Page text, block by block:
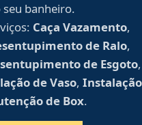
banheiro.
Caça Vazamento,
de Ralo,
de Esgoto,
de Vaso, Instalação
de Box.